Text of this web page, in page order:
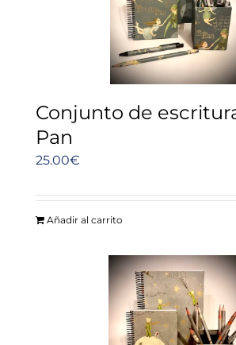
Conjunto de
Pan
25.00€
Añadir al carrito